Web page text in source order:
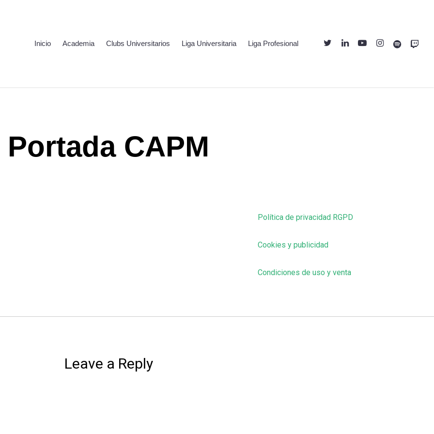
Inicio Academia Clubs Universitarios Liga Universitaria Liga Profesional Twitter LinkedinYoutubeInstagram
Spotify Twitch
Portada CAPM
Política de privacidad RGPD
Cookies y publicidad
Condiciones de uso y venta
Leave a Reply